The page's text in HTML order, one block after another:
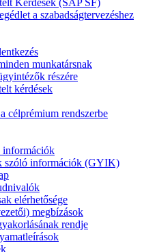
a szabadságtervezéshez
munkatársnak
részére
kérdések
célprémium rendszerbe
információk
szóló információk (GYIK)
elérhetősége
megbízások
rendje